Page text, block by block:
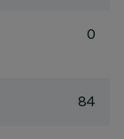
0
84